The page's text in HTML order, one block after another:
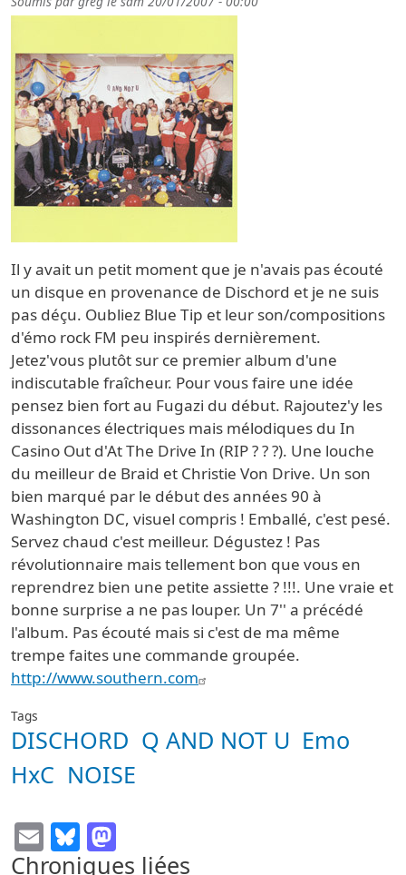
Il y avait un petit moment que je n'avais pas écouté
un disque en provenance de Dischord et je ne suis
pas déçu. Oubliez Blue Tip et leur son/compositions
d'émo rock FM peu inspirés dernièrement.
Jetez'vous plutôt sur ce premier album d'une
indiscutable fraîcheur. Pour vous faire une idée
pensez bien fort au Fugazi du début. Rajoutez'y les
dissonances électriques mais mélodiques du In
Casino Out d'At The Drive In (RIP ? ? ?). Une louche
du meilleur de Braid et Christie Von Drive. Un son
bien marqué par le début des années 90 à
Washington DC, visuel compris ! Emballé, c'est pesé.
Servez chaud c'est meilleur. Dégustez ! Pas
révolutionnaire mais tellement bon que vous en
reprendrez bien une petite assiette ? !!!. Une vraie et
bonne surprise a ne pas louper. Un 7'' a précédé
l'album. Pas écouté mais si c'est de ma même
trempe faites une commande groupée.
http://www.southern.com
Tags
DISCHORD Q AND NOT U Emo
HxC NOISE
EmailBluesky
Chroniques liées